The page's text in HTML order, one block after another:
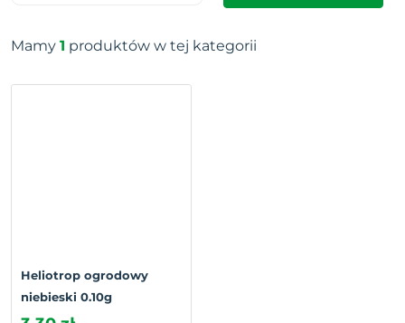
Mamy 1 produktów w tej kategorii
Heliotrop ogrodowy
niebieski 0.10g